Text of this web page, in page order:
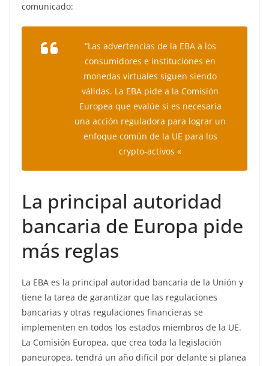
comunicado:
“Las advertencias de la EBA a los
consumidores e instituciones en
monedas virtuales siguen siendo
válidas. La EBA pide a la Comisión
Europea que evalúe si es necesaria
una acción reguladora para lograr un
enfoque común de la UE para los
crypto-activos «
La principal autoridad
bancaria de Europa pide
más reglas
La EBA es la principal autoridad bancaria de la Unión y
tiene la tarea de garantizar que las regulaciones
bancarias y otras regulaciones financieras se
implementen en todos los estados miembros de la UE.
La Comisión Europea, que crea toda la legislación
paneuropea, tendrá un año difícil por delante si planea